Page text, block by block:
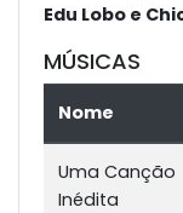
Edu Lobo e
MÚSICAS
Nome
Uma Canção
Inédita